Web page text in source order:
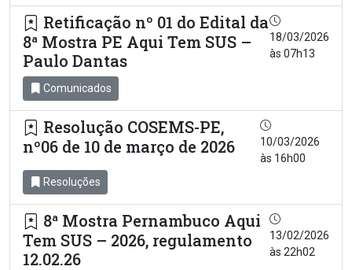
Retificação nº 01 do Edital da
8ª Mostra PE Aqui Tem SUS –
Paulo Dantas
18/03/2026
às 07h13
Comunicados
Resolução COSEMS-PE,
nº06 de 10 de março de 2026
10/03/2026
às 16h00
Resoluções
8ª Mostra Pernambuco Aqui
Tem SUS – 2026, regulamento
12.02.26
13/02/2026
às 22h02